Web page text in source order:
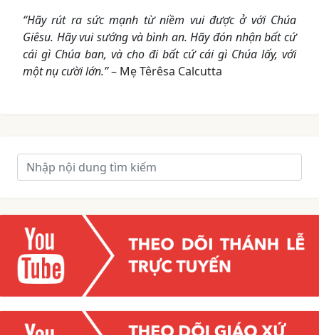
“Hãy rút ra sức mạnh từ niềm vui được ở với Chúa
Giêsu. Hãy vui sướng và bình an. Hãy đón nhận bất cứ
cái gì Chúa ban, và cho đi bất cứ cái gì Chúa lấy, với
một nụ cười lớn.”– Mẹ Têrêsa Calcutta